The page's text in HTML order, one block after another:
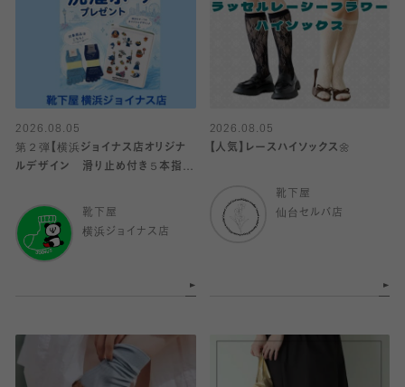
2026.08.05
第２弾【横浜ジョイナス店オリジナ
ルデザイン 滑り止め付き５本指ソ
靴下屋
横浜ジョイナス店
2026.08.05
【人気】レースハイソックス🌼
靴下屋
仙台セルバ店